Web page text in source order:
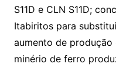
S11D e CLN S11D;
Itabiritos para
aumento de
minério de ferro